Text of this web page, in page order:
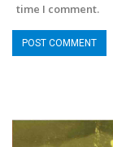
time I comment.